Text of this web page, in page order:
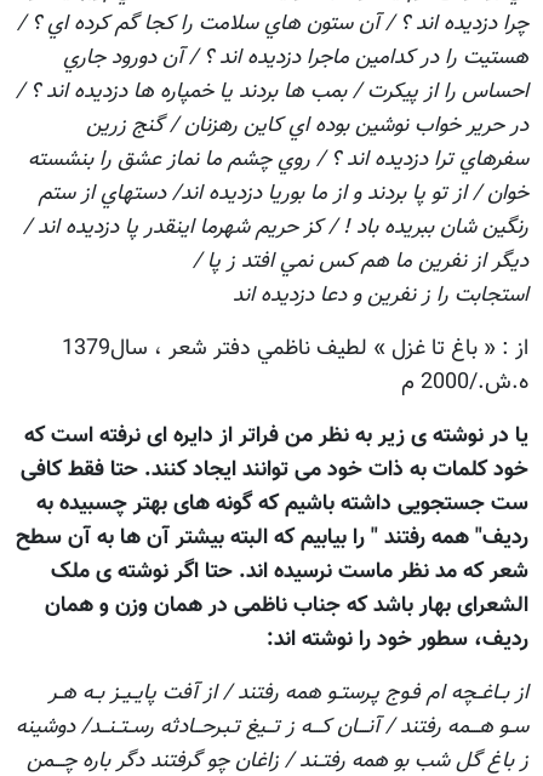
چرا دزديده اند ؟ / آن ستون هاي سلامت را كجا گم كرده اي ؟ /
هستيت را در كدامين ماجرا دزديده اند ؟ / آن دورود جاري
احساس را از پيكرت / بمب ها بردند يا خمپاره ها دزديده اند ؟ /
در حرير خواب نوشين بوده اي كاين رهزنان / گنج زرين
سفرهاي ترا دزديده اند ؟ / روي چشم ما نماز عشق را بنشسته
خوان / از تو پا بردند و از ما بوريا دزديده اند/ دستهاي از ستم
رنگين شان ببريده باد ! / كز حريم شهرما اينقدر پا دزديده اند /
ديگر از نفرين ما هم كس نمي افتد ز پا /
استجابت را ز نفرين و دعا دزديده اند
از : « باغ تا غزل » لطيف ناظمي دفتر شعر ، سال1379
ه.ش./2000 م
يا در نوشته ی زیر به نظر من فراتر از دايره ای نرفته است که
خود کلمات به ذات خود می توانند ايجاد کنند. حتا فقط کافی
ست جستجویی داشته باشیم که گونه های بهتر چسبیده به
رديف" همه رفتند " را بيابيم که البته بيشتر آن ها به آن سطح
شعر که مد نظر ماست نرسیده اند. حتا اگر نوشته ی ملک
الشعرای بهار باشد که جناب ناظمی در همان وزن و همان
ردیف، سطور خود را نوشته اند:
از بــاغــچه ام فـوج پـرستــو همه رفتند / از آفت پايــيــز بــه هــر
ســو هــــمه رفتند / آنــــان كــــه ز تـــيغ تـبـرحـــادثه رســتــنـــد/ دوشينه
ز باغ گل شب بو همه رفتــند / زاغان چو گرفتند دگر باره چــــمن